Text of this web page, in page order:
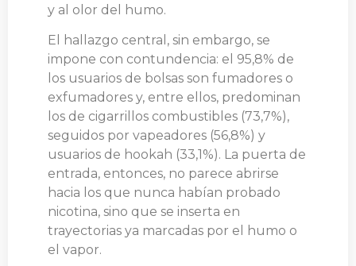
y al olor del humo.
El hallazgo central, sin embargo, se
impone con contundencia: el 95,8% de
los usuarios de bolsas son fumadores o
exfumadores y, entre ellos, predominan
los de cigarrillos combustibles (73,7%),
seguidos por vapeadores (56,8%) y
usuarios de hookah (33,1%). La puerta de
entrada, entonces, no parece abrirse
hacia los que nunca habían probado
nicotina, sino que se inserta en
trayectorias ya marcadas por el humo o
el vapor.